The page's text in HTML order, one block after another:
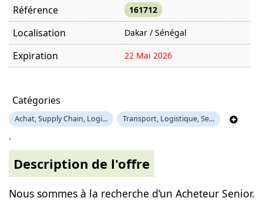
Référence 161712
Localisation Dakar / Sénégal
Expiration 22 Mai 2026
Catégories
Achat, Supply Chain, Logi... Transport, Logistique, Se...
.
Description de l'offre
Nous sommes à la recherche d’un Acheteur Senior.